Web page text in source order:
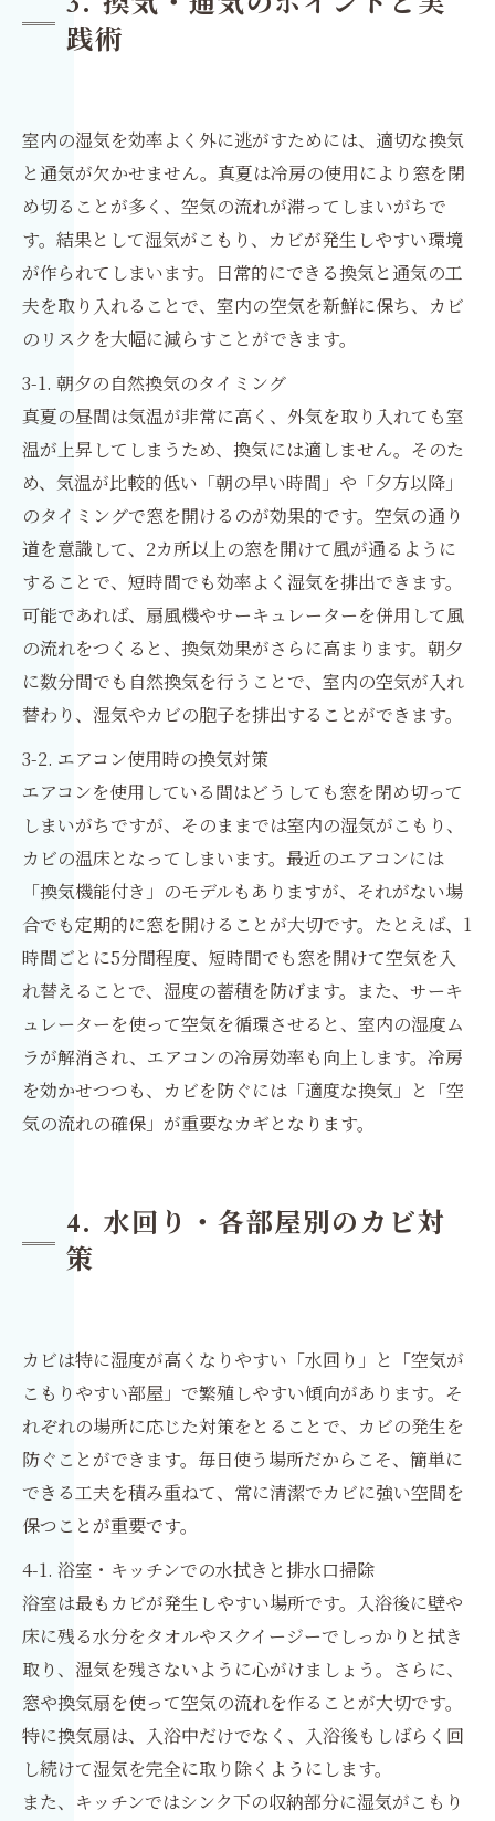
践術
室内の湿気を効率よく外に逃がすためには、適切な換気
と通気が欠かせません。真夏は冷房の使用により窓を閉
め切ることが多く、空気の流れが滞ってしまいがちで
す。結果として湿気がこもり、カビが発生しやすい環境
が作られてしまいます。日常的にできる換気と通気の工
夫を取り入れることで、室内の空気を新鮮に保ち、カビ
のリスクを大幅に減らすことができます。
3-1. 朝夕の自然換気のタイミング
真夏の昼間は気温が非常に高く、外気を取り入れても室
温が上昇してしまうため、換気には適しません。そのた
め、気温が比較的低い「朝の早い時間」や「夕方以降」
のタイミングで窓を開けるのが効果的です。空気の通り
道を意識して、2カ所以上の窓を開けて風が通るように
することで、短時間でも効率よく湿気を排出できます。
可能であれば、扇風機やサーキュレーターを併用して風
の流れをつくると、換気効果がさらに高まります。朝夕
に数分間でも自然換気を行うことで、室内の空気が入れ
替わり、湿気やカビの胞子を排出することができます。
3-2. エアコン使用時の換気対策
エアコンを使用している間はどうしても窓を閉め切って
しまいがちですが、そのままでは室内の湿気がこもり、
カビの温床となってしまいます。最近のエアコンには
「換気機能付き」のモデルもありますが、それがない場
合でも定期的に窓を開けることが大切です。たとえば、1
時間ごとに5分間程度、短時間でも窓を開けて空気を入
れ替えることで、湿度の蓄積を防げます。また、サーキ
ュレーターを使って空気を循環させると、室内の湿度ム
ラが解消され、エアコンの冷房効率も向上します。冷房
を効かせつつも、カビを防ぐには「適度な換気」と「空
気の流れの確保」が重要なカギとなります。
4. 水回り・各部屋別のカビ対
策
カビは特に湿度が高くなりやすい「水回り」と「空気が
こもりやすい部屋」で繁殖しやすい傾向があります。そ
れぞれの場所に応じた対策をとることで、カビの発生を
防ぐことができます。毎日使う場所だからこそ、簡単に
できる工夫を積み重ねて、常に清潔でカビに強い空間を
保つことが重要です。
4-1. 浴室・キッチンでの水拭きと排水口掃除
浴室は最もカビが発生しやすい場所です。入浴後に壁や
床に残る水分をタオルやスクイージーでしっかりと拭き
取り、湿気を残さないように心がけましょう。さらに、
窓や換気扇を使って空気の流れを作ることが大切です。
特に換気扇は、入浴中だけでなく、入浴後もしばらく回
し続けて湿気を完全に取り除くようにします。
また、キッチンではシンク下の収納部分に湿気がこもり